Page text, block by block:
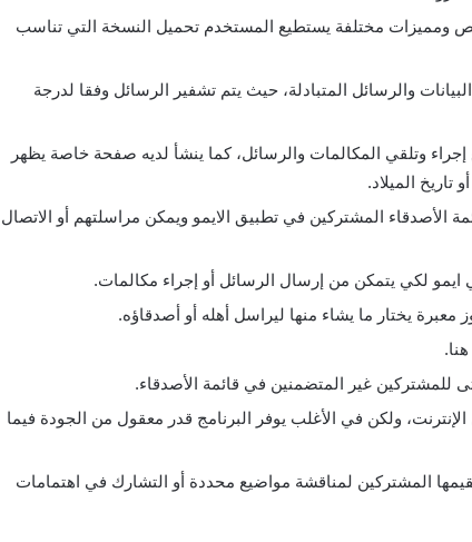
ومميزات مختلفة يستطيع المستخدم تحميل النسخة التي تناسب
والرسائل المتبادلة، حيث يتم تشفير الرسائل وفقا لدرجة
وتلقي المكالمات والرسائل، كما ينشأ لديه صفحة خاصة يظهر
تاريخ الميلاد.
الأصدقاء المشتركين في تطبيق الايمو ويمكن مراسلتهم أو الاتصال
لكي يتمكن من إرسال الرسائل أو إجراء مكالمات.
يختار ما يشاء منها ليراسل أهله أو أصدقاؤه.
غير المتضمنين في قائمة الأصدقاء.
ولكن في الأغلب يوفر البرنامج قدر معقول من الجودة فيما
المشتركين لمناقشة مواضيع محددة أو التشارك في اهتمامات